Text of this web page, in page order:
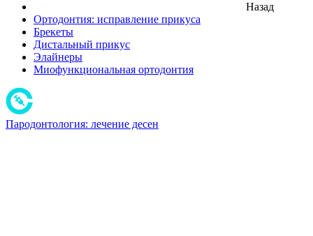
Назад
Ортодонтия: исправление прикуса
Брекеты
Дистальный прикус
Элайнеры
Миофункциональная ортодонтия
Пародонтология: лечение десен